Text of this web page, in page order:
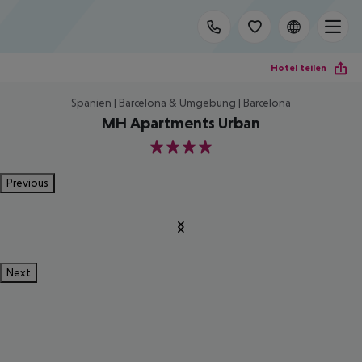
Hotel teilen
Spanien | Barcelona & Umgebung | Barcelona
MH Apartments Urban
4
Previous
Next